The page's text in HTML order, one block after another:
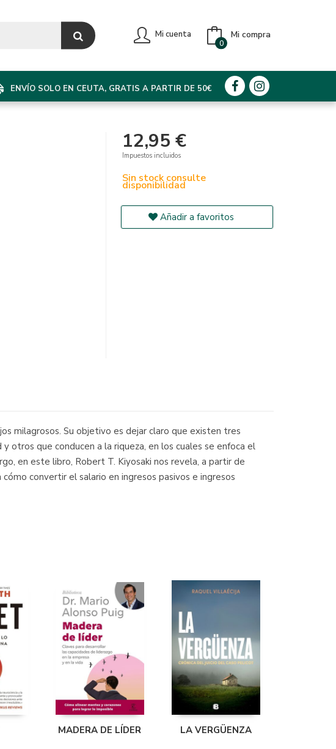
Mi cuenta Mi compra
0
ENVÍO SOLO EN CEUTA, GRATIS A PARTIR DE 50€
12,95 €
Impuestos incluidos
Sin stock consulte
disponibilidad
Añadir a favoritos
milagrosos. Su objetivo es dejar claro que existen tres
otros que conducen a la riqueza, en los cuales se enfoca el
en este libro, Robert T. Kiyosaki nos revela, a partir de
convertir el salario en ingresos pasivos e ingresos
MADERA DE LÍDER LA VERGÜENZA